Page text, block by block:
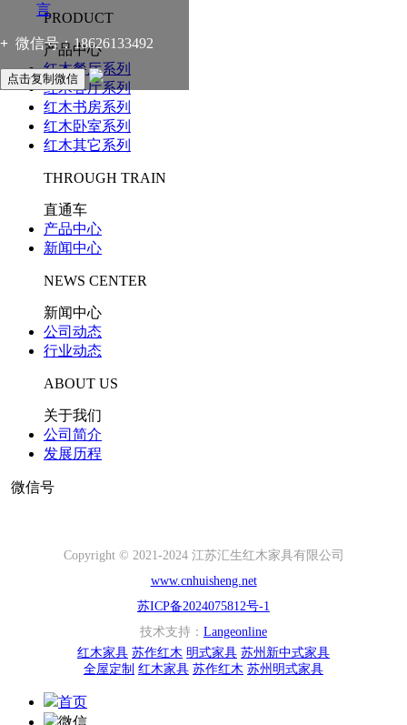
言
+ 微信号： 18626133492
点击复制微信
PRODUCT
产品中心
红木餐厅系列
红木客厅系列
红木书房系列
红木卧室系列
红木其它系列
THROUGH TRAIN
直通车
产品中心
新闻中心
NEWS CENTER
新闻中心
公司动态
行业动态
ABOUT US
关于我们
公司简介
发展历程
微信号
Copyright © 2021-2024 江苏汇生红木家具有限公司
www.cnhuisheng.net
苏ICP备2024075812号-1
技术支持： Langeonline
红木家具 苏作红木 明式家具 苏州新中式家具
全屋定制 红木家具 苏作红木 苏州明式家具
首页
微信